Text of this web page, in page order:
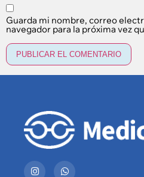
Guarda mi nombre, correo
navegador para la próxima vez